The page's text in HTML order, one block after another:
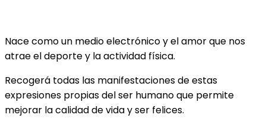
Nace como un medio electrónico y el amor que nos
atrae el deporte y la actividad física.
Recogerá todas las manifestaciones de estas
expresiones propias del ser humano que permite
mejorar la calidad de vida y ser felices.